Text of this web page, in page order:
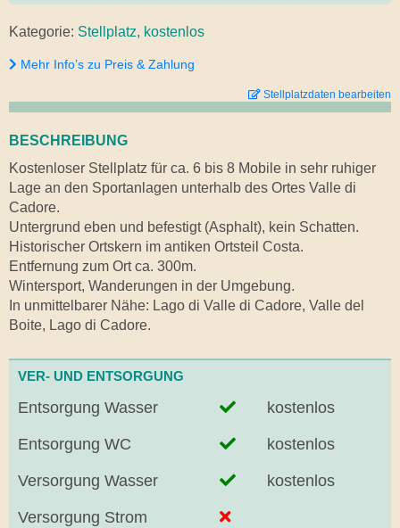
Kategorie: Stellplatz, kostenlos
Mehr Info’s zu Preis & Zahlung
Stellplatzdaten bearbeiten
BESCHREIBUNG
Kostenloser Stellplatz für ca. 6 bis 8 Mobile in sehr ruhiger
Lage an den Sportanlagen unterhalb des Ortes Valle di
Cadore.
Untergrund eben und befestigt (Asphalt), kein Schatten.
Historischer Ortskern im antiken Ortsteil Costa.
Entfernung zum Ort ca. 300m.
Wintersport, Wanderungen in der Umgebung.
In unmittelbarer Nähe: Lago di Valle di Cadore, Valle del
Boite, Lago di Cadore.
VER- UND ENTSORGUNG
Entsorgung Wasser kostenlos
Entsorgung WC kostenlos
Versorgung Wasser kostenlos
Versorgung Strom